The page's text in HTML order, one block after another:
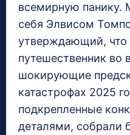
всемирную
себя Элвисом
утверждающий,
путешественник во
шокирующие
катастрофах 2025
подкрепленные
деталями, собрали